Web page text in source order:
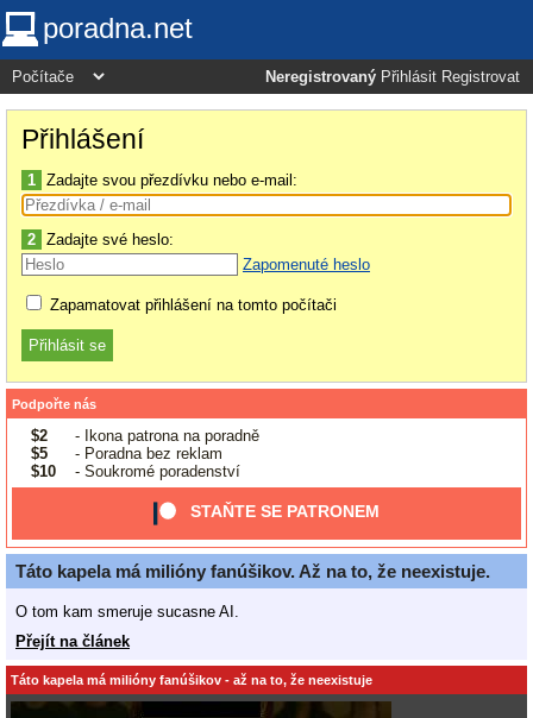
poradna.net
Neregistrovaný Přihlásit Registrovat
Přihlášení
1 Zadajte svou přezdívku nebo e-mail:
2 Zadajte své heslo:
Zapomenuté heslo
Zapamatovat přihlášení na tomto počítači
Podpořte nás
$2
- Ikona patrona na poradně
$5
- Poradna bez reklam
$10
- Soukromé poradenství
STAŇTE SE PATRONEM
Táto kapela má milióny fanúšikov. Až na to, že neexistuje.
O tom kam smeruje sucasne AI.
Přejít na článek
Táto kapela má milióny fanúšikov - až na to, že neexistuje